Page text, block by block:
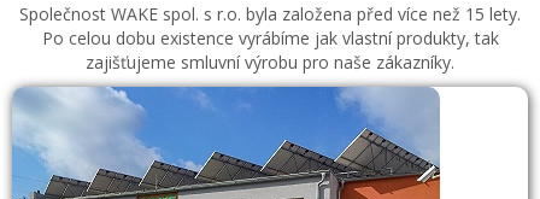
Společnost WAKE spol. s r.o. byla založena před více než 15 lety.
Po celou dobu existence vyrábíme jak vlastní produkty, tak
zajišťujeme smluvní výrobu pro naše zákazníky.